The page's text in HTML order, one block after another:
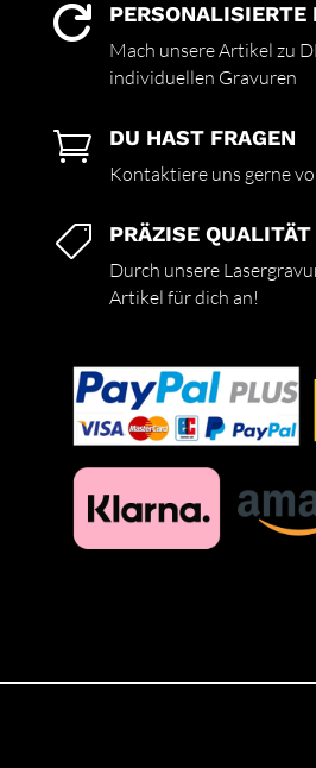
 PERSONALISIERTE
Mach unsere Artikel zu
individuellen Gravuren
 DU HAST FRAGEN
Kontaktiere uns gerne
 PRÄZISE QUALITÄT
Durch unsere
Artikel für dich an!